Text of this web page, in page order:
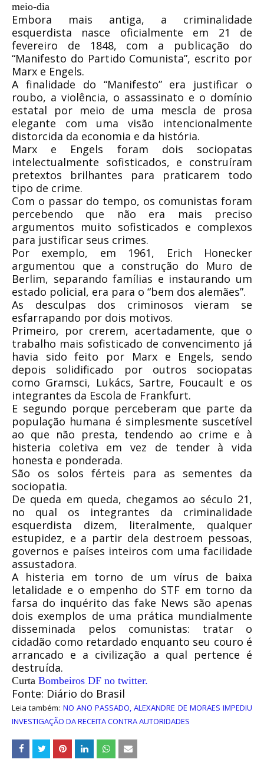
meio-dia
Embora mais antiga, a criminalidade
esquerdista nasce oficialmente em 21 de
fevereiro de 1848, com a publicação do
“Manifesto do Partido Comunista”, escrito por
Marx e Engels.
A finalidade do “Manifesto” era justificar o
roubo, a violência, o assassinato e o domínio
estatal por meio de uma mescla de prosa
elegante com uma visão intencionalmente
distorcida da economia e da história.
Marx e Engels foram dois sociopatas
intelectualmente sofisticados, e construíram
pretextos brilhantes para praticarem todo
tipo de crime.
Com o passar do tempo, os comunistas foram
percebendo que não era mais preciso
argumentos muito sofisticados e complexos
para justificar seus crimes.
Por exemplo, em 1961, Erich Honecker
argumentou que a construção do Muro de
Berlim, separando famílias e instaurando um
estado policial, era para o “bem dos alemães”.
As desculpas dos criminosos vieram se
esfarrapando por dois motivos.
Primeiro, por crerem, acertadamente, que o
trabalho mais sofisticado de convencimento já
havia sido feito por Marx e Engels, sendo
depois solidificado por outros sociopatas
como Gramsci, Lukács, Sartre, Foucault e os
integrantes da Escola de Frankfurt.
E segundo porque perceberam que parte da
população humana é simplesmente suscetível
ao que não presta, tendendo ao crime e à
histeria coletiva em vez de tender à vida
honesta e ponderada.
São os solos férteis para as sementes da
sociopatia.
De queda em queda, chegamos ao século 21,
no qual os integrantes da criminalidade
esquerdista dizem, literalmente, qualquer
estupidez, e a partir dela destroem pessoas,
governos e países inteiros com uma facilidade
assustadora.
A histeria em torno de um vírus de baixa
letalidade e o empenho do STF em torno da
farsa do inquérito das fake News são apenas
dois exemplos de uma prática mundialmente
disseminada pelos comunistas: tratar o
cidadão como retardado enquanto seu couro é
arrancado e a civilização a qual pertence é
destruída.
Curta Bombeiros DF no twitter.
Fonte: Diário do Brasil
Leia também: NO ANO PASSADO, ALEXANDRE DE MORAES IMPEDIU
INVESTIGAÇÃO DA RECEITA CONTRA AUTORIDADES